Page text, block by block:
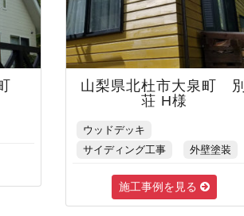
山梨県北杜市大泉町 別
荘 H様
ウッドデッキ
サイディング工事
外壁塗装
施工事例を見る